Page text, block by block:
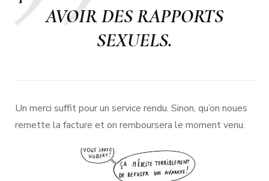
AVOIR DES RAPPORTS
SEXUELS.
Un merci suffit pour un service rendu. Sinon, qu’on noues
remette la facture et on remboursera le moment venu.